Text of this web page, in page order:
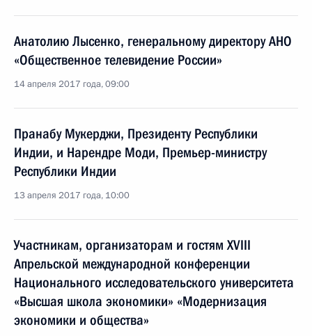
Анатолию Лысенко, генеральному директору АНО
«Общественное телевидение России»
14 апреля 2017 года, 09:00
Пранабу Мукерджи, Президенту Республики
Индии, и Нарендре Моди, Премьер-министру
Республики Индии
13 апреля 2017 года, 10:00
Участникам, организаторам и гостям XVIII
Апрельской международной конференции
Национального исследовательского университета
«Высшая школа экономики» «Модернизация
экономики и общества»